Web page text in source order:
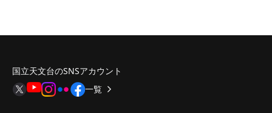
国立天文台のSNSアカウント
一覧